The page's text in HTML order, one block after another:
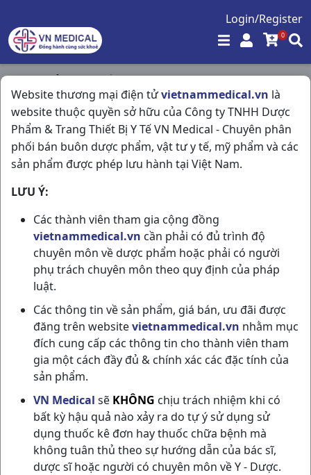
Login/Register
0
Website thương mại điện tửvietnammedical.vn là
website thuộc quyền sở hữu của Công ty TNHH Dược
Phẩm & Trang Thiết Bị Y Tế VN Medical - Chuyên phân
phối bán buôn dược phẩm, vật tư y tế, mỹ phẩm và các
sản phẩm được phép lưu hành tại Việt Nam.
LƯU Ý:
Các thành viên tham gia cộng đồng
vietnammedical.vn cần phải có đủ trình độ
chuyên môn về dược phẩm hoặc phải có người
phụ trách chuyên môn theo quy định của pháp
luật.
Các thông tin về sản phẩm, giá bán, ưu đãi được
đăng trên websitevietnammedical.vn nhằm mục
đích cung cấp các thông tin cho thành viên tham
gia một cách đầy đủ & chính xác các đặc tính của
sản phẩm.
VN Medical sẽ KHÔNG chịu trách nhiệm khi có
bất kỳ hậu quả nào xảy ra do tự ý sử dụng sử
dụng thuốc kê đơn hay thuốc chữa bệnh mà
không tuân thủ theo sự hướng dẫn của bác sĩ,
dược sĩ hoặc người có chuyên môn về Y - Dược.
Trang chủ / Hô Hấp /
Besolvin 4 C500v Usa-Nic Pharma
BESOLVIN 4 C500V USA-NIC PHARMA
NSX:Usa-Nic Pharma
Nhóm hàng:Hô Hấp,